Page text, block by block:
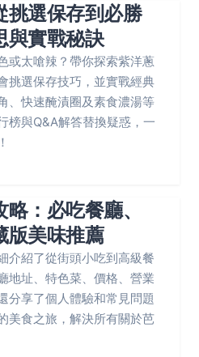
挑選保存到必勝
與實戰秘訣
或太嗆辣？帶你探索紫洋蔥
挑選保存技巧，並實戰經典
、快速醃漬圈及素食濃湯等
榜與Q&A解答替換疑惑，一
：必吃餐廳、
版美味推薦
介紹了從街頭小吃到高級餐
地址、特色菜、價格、營業
分享了個人體驗和常見問題
美食之旅，解決所有關於芭